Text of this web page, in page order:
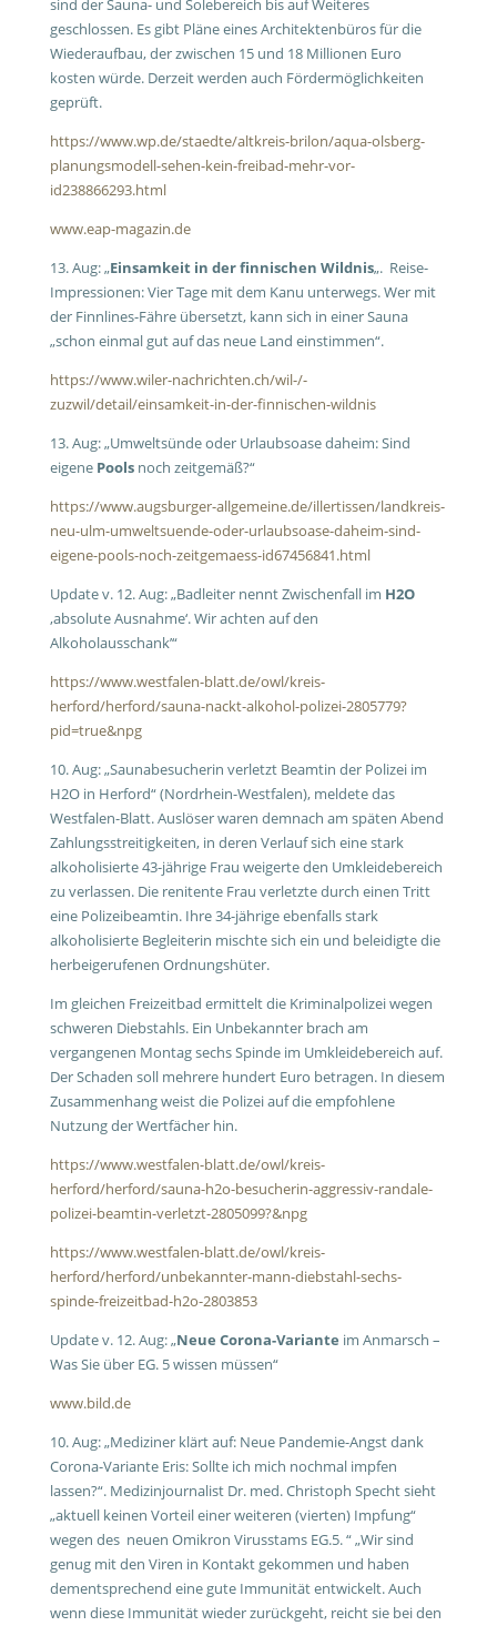
sind der Sauna- und Solebereich bis auf Weiteres
geschlossen. Es gibt Pläne eines Architektenbüros für die
Wiederaufbau, der zwischen 15 und 18 Millionen Euro
kosten würde. Derzeit werden auch Fördermöglichkeiten
geprüft.
https://www.wp.de/staedte/altkreis-brilon/aqua-olsberg-
planungsmodell-sehen-kein-freibad-mehr-vor-
id238866293.html
www.eap-magazin.de
13. Aug: „Einsamkeit in der finnischen Wildnis„. Reise-
Impressionen: Vier Tage mit dem Kanu unterwegs. Wer mit
der Finnlines-Fähre übersetzt, kann sich in einer Sauna
„schon einmal gut auf das neue Land einstimmen“.
https://www.wiler-nachrichten.ch/wil-/-
zuzwil/detail/einsamkeit-in-der-finnischen-wildnis
13. Aug: „Umweltsünde oder Urlaubsoase daheim: Sind
eigene Poolsnoch zeitgemäß?“
https://www.augsburger-allgemeine.de/illertissen/landkreis-
neu-ulm-umweltsuende-oder-urlaubsoase-daheim-sind-
eigene-pools-noch-zeitgemaess-id67456841.html
Update v. 12. Aug: „Badleiter nennt Zwischenfall im H2O
‚absolute Ausnahme‘. Wir achten auf den
Alkoholausschank’“
https://www.westfalen-blatt.de/owl/kreis-
herford/herford/sauna-nackt-alkohol-polizei-2805779?
pid=true&npg
10. Aug: „Saunabesucherin verletzt Beamtin der Polizei im
H2O in Herford“ (Nordrhein-Westfalen), meldete das
Westfalen-Blatt. Auslöser waren demnach am späten Abend
Zahlungsstreitigkeiten, in deren Verlauf sich eine stark
alkoholisierte 43-jährige Frau weigerte den Umkleidebereich
zu verlassen. Die renitente Frau verletzte durch einen Tritt
eine Polizeibeamtin. Ihre 34-jährige ebenfalls stark
alkoholisierte Begleiterin mischte sich ein und beleidigte die
herbeigerufenen Ordnungshüter.
Im gleichen Freizeitbad ermittelt die Kriminalpolizei wegen
schweren Diebstahls. Ein Unbekannter brach am
vergangenen Montag sechs Spinde im Umkleidebereich auf.
Der Schaden soll mehrere hundert Euro betragen. In diesem
Zusammenhang weist die Polizei auf die empfohlene
Nutzung der Wertfächer hin.
https://www.westfalen-blatt.de/owl/kreis-
herford/herford/sauna-h2o-besucherin-aggressiv-randale-
polizei-beamtin-verletzt-2805099?&npg
https://www.westfalen-blatt.de/owl/kreis-
herford/herford/unbekannter-mann-diebstahl-sechs-
spinde-freizeitbad-h2o-2803853
Update v. 12. Aug: „Neue Corona-Variante im Anmarsch –
Was Sie über EG. 5 wissen müssen“
www.bild.de
10. Aug: „Mediziner klärt auf: Neue Pandemie-Angst dank
Corona-Variante Eris: Sollte ich mich nochmal impfen
lassen?“. Medizinjournalist Dr. med. Christoph Specht sieht
„aktuell keinen Vorteil einer weiteren (vierten) Impfung“
wegen des neuen Omikron Virusstams EG.5. “ „Wir sind
genug mit den Viren in Kontakt gekommen und haben
dementsprechend eine gute Immunität entwickelt. Auch
wenn diese Immunität wieder zurückgeht, reicht sie bei den